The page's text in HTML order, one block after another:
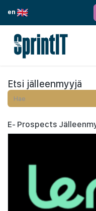
en
Etsi jälleenmyyjä
E- Prospects